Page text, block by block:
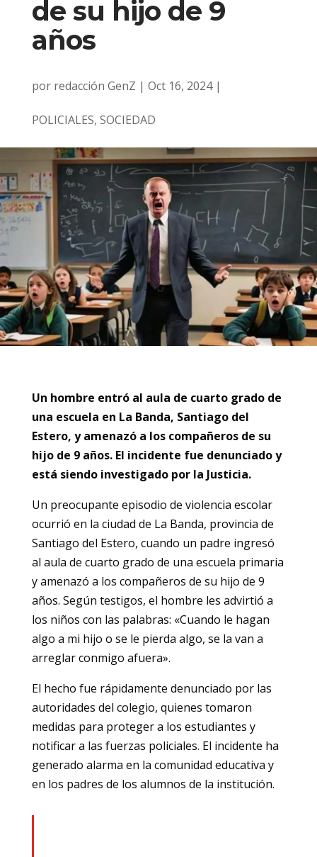
de su hijo de 9
años
por redacción GenZ | Oct 16, 2024|
POLICIALES, SOCIEDAD
Un hombre entró al aula de cuarto grado de
una escuela en La Banda, Santiago del
Estero, y amenazó a los compañeros de su
hijo de 9 años. El incidente fue denunciado y
está siendo investigado por la Justicia.
Un preocupante episodio de violencia escolar
ocurrió en la ciudad de La Banda, provincia de
Santiago del Estero, cuando un padre ingresó
al aula de cuarto grado de una escuela primaria
y amenazó a los compañeros de su hijo de 9
años. Según testigos, el hombre les advirtió a
los niños con las palabras: «Cuando le hagan
algo a mi hijo o se le pierda algo, se la van a
arreglar conmigo afuera».
El hecho fue rápidamente denunciado por las
autoridades del colegio, quienes tomaron
medidas para proteger a los estudiantes y
notificar a las fuerzas policiales. El incidente ha
generado alarma en la comunidad educativa y
en los padres de los alumnos de la institución.